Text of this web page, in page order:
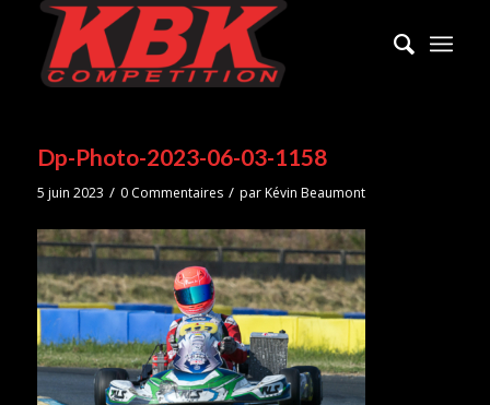
Dp-Photo-2023-06-03-1158
5 juin 2023 / 0 Commentaires / parKévin Beaumont